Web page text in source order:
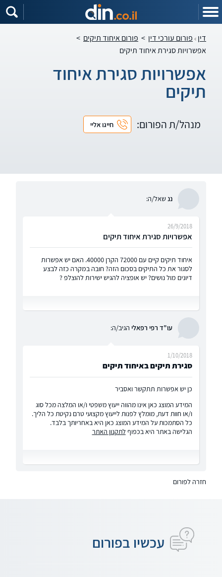
דין פורום עורכי דין > פורום איחוד תיקים >
אפשרויות סגירת איחוד תיקים
אפשרויות סגירת איחוד
תיקים
מנהל/ת הפורום: חייגו אליי
ננשאל/ה:
אפשרויות סגירת איחוד תיקים
26/9/2018
איחוד תיקים קיים עם 72000 הקרן 40000. האם יש אפשרות
לסגור את כל התיקים בסכום הזה? חובה במקרה כזה לבצע
דיונים מול נושים? יש אופציה להגיש ישירות להוצלפ ?
עו"ד רפי רפאלי הגיב/ה:
סגירת תיקים באיחוד תיקים
1/10/2018
כן יש אפשרות תתקשר ואסביר
המידע המוצג כאן אינו מהווה ייעוץ משפטי ו/או המלצה מכל סוג
ו/או חוות דעת, מומלץ לפנות לייעוץ מקצועי טרם נקיטת כל הליך.
כל הסתמכות על המידע המוצג כאן היא באחריותך בלבד.
הגלישה באתר היא בכפוף לתקנון האתר
חזרה לפורום
עכשיו בפורום